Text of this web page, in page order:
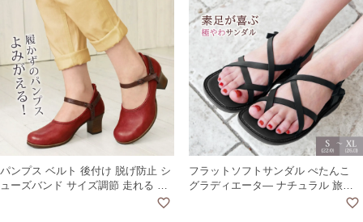
パンプス ベルト 後付け 脱げ防止 シ
ューズバンド サイズ調節 走れる 歩
きやすい 痛くない 就活 リクルート
フラットソフトサンダル ぺたんこ
グラディエータ― ナチュラル 旅行
軽量 持ち運び レディース 婦人靴 日